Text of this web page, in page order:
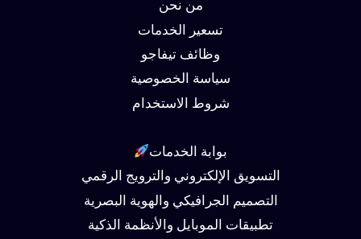
من نحن
تسعير الخدمات
وظائف تيفاجو
سياسة الخصوصية
شروط الاستخدام
بوابة الخدمات
التسويق الإلكتروني والترويج الرقمي
التصميم الجرافيكي والهوية البصرية
تطبيقات الموبايل والأنظمة الذكية